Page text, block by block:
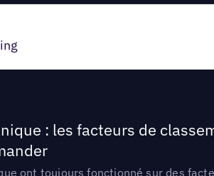
: les facteurs de
ont toujours fonctionné sur des